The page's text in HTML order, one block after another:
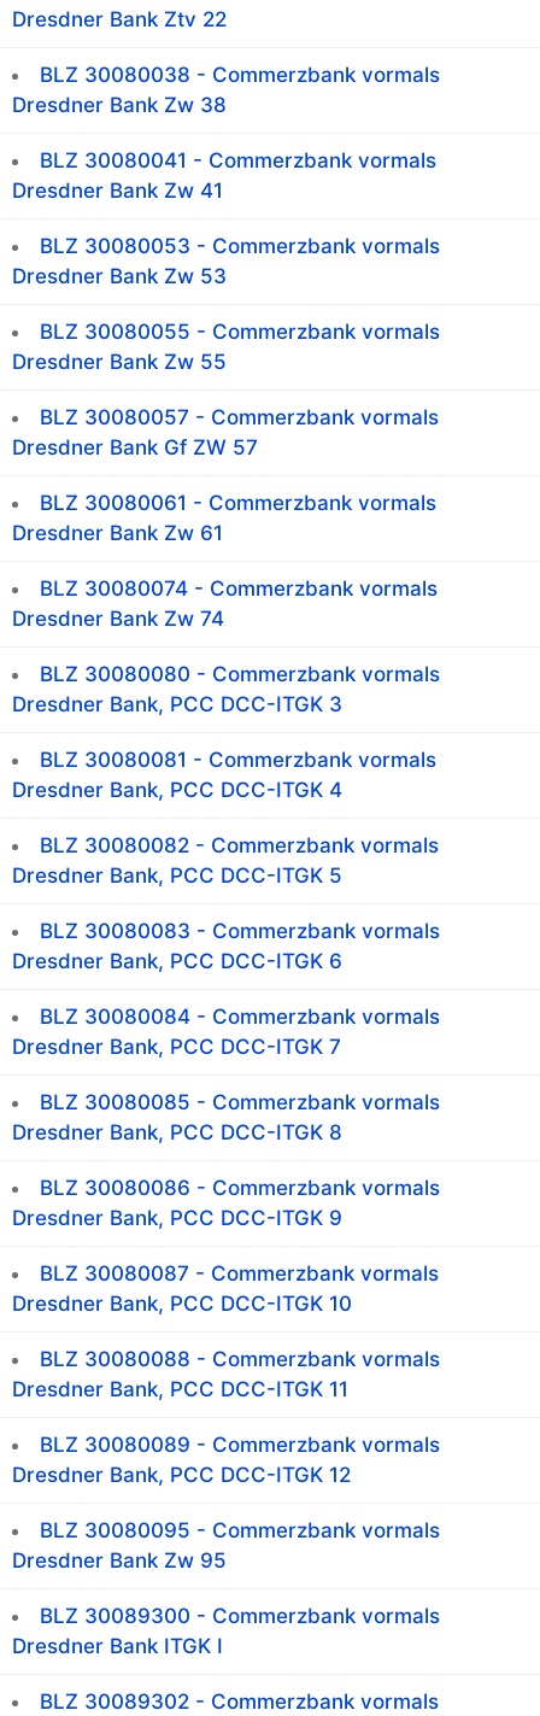
Dresdner Bank Ztv 22
BLZ 30080038 - Commerzbank vormals
Dresdner Bank Zw 38
BLZ 30080041 - Commerzbank vormals
Dresdner Bank Zw 41
BLZ 30080053 - Commerzbank vormals
Dresdner Bank Zw 53
BLZ 30080055 - Commerzbank vormals
Dresdner Bank Zw 55
BLZ 30080057 - Commerzbank vormals
Dresdner Bank Gf ZW 57
BLZ 30080061 - Commerzbank vormals
Dresdner Bank Zw 61
BLZ 30080074 - Commerzbank vormals
Dresdner Bank Zw 74
BLZ 30080080 - Commerzbank vormals
Dresdner Bank, PCC DCC-ITGK 3
BLZ 30080081 - Commerzbank vormals
Dresdner Bank, PCC DCC-ITGK 4
BLZ 30080082 - Commerzbank vormals
Dresdner Bank, PCC DCC-ITGK 5
BLZ 30080083 - Commerzbank vormals
Dresdner Bank, PCC DCC-ITGK 6
BLZ 30080084 - Commerzbank vormals
Dresdner Bank, PCC DCC-ITGK 7
BLZ 30080085 - Commerzbank vormals
Dresdner Bank, PCC DCC-ITGK 8
BLZ 30080086 - Commerzbank vormals
Dresdner Bank, PCC DCC-ITGK 9
BLZ 30080087 - Commerzbank vormals
Dresdner Bank, PCC DCC-ITGK 10
BLZ 30080088 - Commerzbank vormals
Dresdner Bank, PCC DCC-ITGK 11
BLZ 30080089 - Commerzbank vormals
Dresdner Bank, PCC DCC-ITGK 12
BLZ 30080095 - Commerzbank vormals
Dresdner Bank Zw 95
BLZ 30089300 - Commerzbank vormals
Dresdner Bank ITGK I
BLZ 30089302 - Commerzbank vormals